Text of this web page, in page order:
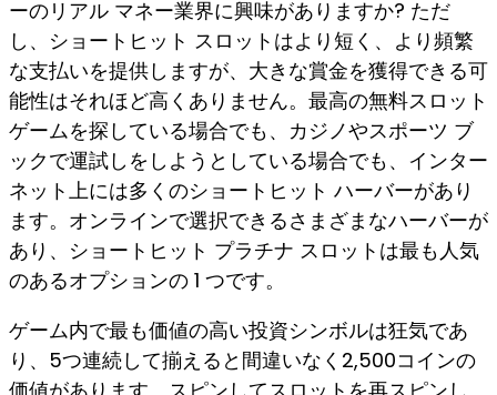
ーのリアル マネー業界に興味がありますか? ただ
し、ショートヒット スロットはより短く、より頻繁
な支払いを提供しますが、大きな賞金を獲得できる可
能性はそれほど高くありません。最高の無料スロット
ゲームを探している場合でも、カジノやスポーツ ブ
ックで運試しをしようとしている場合でも、インター
ネット上には多くのショートヒット ハーバーがあり
ます。オンラインで選択できるさまざまなハーバーが
あり、ショートヒット プラチナ スロットは最も人気
のあるオプションの 1 つです。
ゲーム内で最も価値の高い投資シンボルは狂気であ
り、5つ連続して揃えると間違いなく2,500コインの